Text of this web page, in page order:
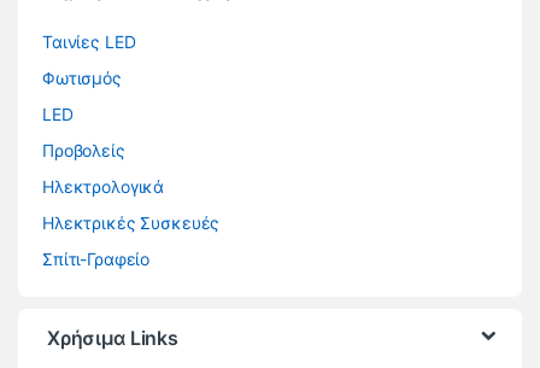
Ταινίες LED
Φωτισμός
LED
Προβολείς
Ηλεκτρολογικά
Ηλεκτρικές Συσκευές
Σπίτι-Γραφείο
Χρήσιμα Links